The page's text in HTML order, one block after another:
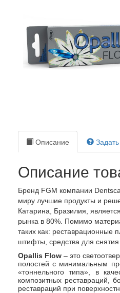
Описание
Описание
Бренд FGM компании
миру лучшие продукты и
Катарина, Бразилия,
рынка в 80%. Помимо
таких как: реставрационные
штифты, средства для
Opallis Flow – это
полостей с минимальным
«тоннельного типа», в
композитных реставраций,
реставраций при